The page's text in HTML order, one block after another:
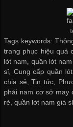
Tags keywords:
trang phục hiệu quả
lót nam, quần lót
sỉ
Cung cấp quần
chia sẻ ,Tin tức
phái nam cơ sở may
rẻ ,quần lót nam giá sỉ